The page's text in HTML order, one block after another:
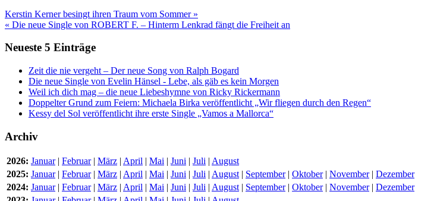
Kerstin Kerner besingt ihren Traum vom Sommer »
« Die neue Single von ROBERT F. – Hinterm Lenkrad fängt die Freiheit an
Neueste 5 Einträge
Zeit die nie vergeht – Der neue Song von Ralph Bogard
Die neue Single von Evelin Hänsel - Lebe, als gäb es kein Morgen
Weil ich dich mag – die neue Liebeshymne von Ricky Rickermann
Doppelter Grund zum Feiern: Michaela Birka veröffentlicht „Wir fliegen durch den Regen“
Kessy del Sol veröffentlicht ihre erste Single „Vamos a Mallorca“
Archiv
2026: Januar| Februar| März | April | Mai | Juni | Juli | August
2025: Januar| Februar| März | April | Mai | Juni | Juli | August| September| Oktober| November| Dezember
2024: Januar| Februar| März | April | Mai | Juni | Juli | August| September| Oktober| November| Dezember